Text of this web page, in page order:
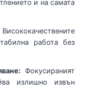
и на самата
Висококачествените
работа без
Фокусираният
излишно извън